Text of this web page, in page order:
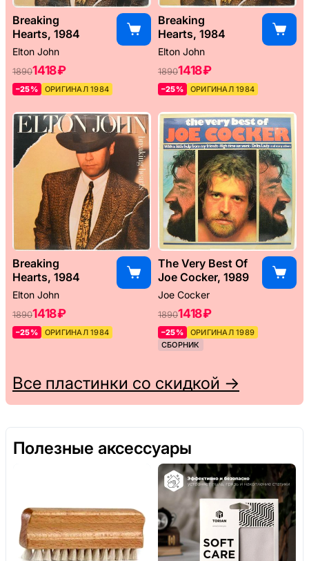
Breaking
Hearts, 1984
Elton John
18901418 ₽
–25% ОРИГИНАЛ 1984
Breaking
Hearts, 1984
Elton John
18901418 ₽
–25% ОРИГИНАЛ 1984
Breaking
Hearts, 1984
Elton John
18901418 ₽
–25% ОРИГИНАЛ 1984
The Very Best Of
Joe Cocker, 1989
Joe Cocker
18901418 ₽
–25%
ОРИГИНАЛ 1989
СБОРНИК
Все пластинки со скидкой →
Полезные аксессуары